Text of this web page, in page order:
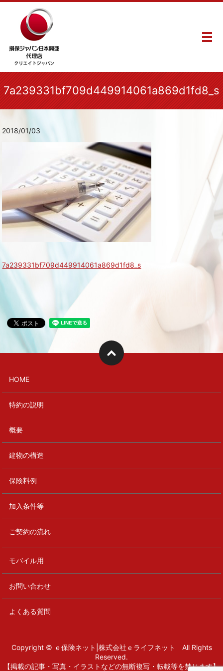
メ
7a239331bf709d449914061a869d1fd8_s
2018/01/03
7a239331bf709d449914061a869d1fd8_s
HOME
特約の説明
概要
建物の構造
保険料例
加入条件等
ご契約の流れ
モバイル用
お問い合わせ
よくある質問
Copyright © ｅ保険ネット|株式会社ｅライフネット All Rights
Reserved.
【掲載の記事・写真・イラストなどの無断複写・転載等を禁じます】